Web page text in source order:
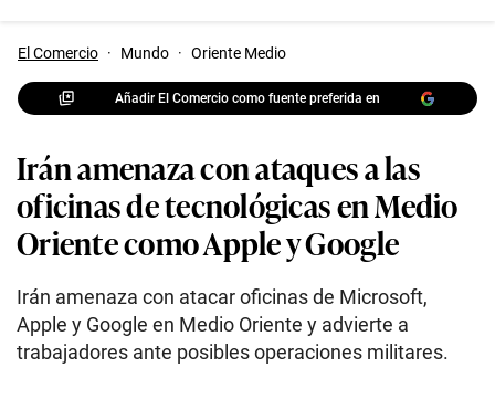
El Comercio · Mundo · Oriente Medio
Añadir El Comercio como fuente preferida en
Irán amenaza con ataques a las
oficinas de tecnológicas en Medio
Oriente como Apple y Google
Irán amenaza con atacar oficinas de Microsoft,
Apple y Google en Medio Oriente y advierte a
trabajadores ante posibles operaciones militares.